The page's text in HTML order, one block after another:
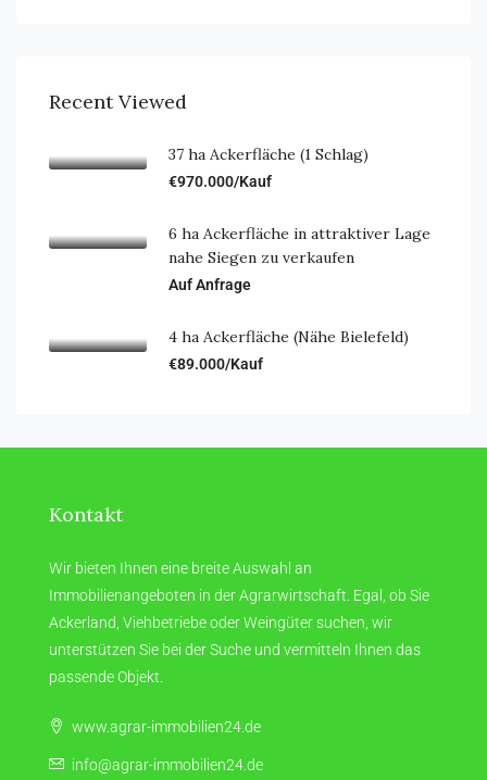
Recent Viewed
37 ha Ackerfläche (1 Schlag)
€970.000/Kauf
6 ha Ackerfläche in attraktiver Lage
nahe Siegen zu verkaufen
Auf Anfrage
4 ha Ackerfläche (Nähe Bielefeld)
€89.000/Kauf
Kontakt
Wir bieten Ihnen eine breite Auswahl an
Immobilienangeboten in der Agrarwirtschaft. Egal, ob Sie
Ackerland, Viehbetriebe oder Weingüter suchen, wir
unterstützen Sie bei der Suche und vermitteln Ihnen das
passende Objekt.
www.agrar-immobilien24.de
info@agrar-immobilien24.de